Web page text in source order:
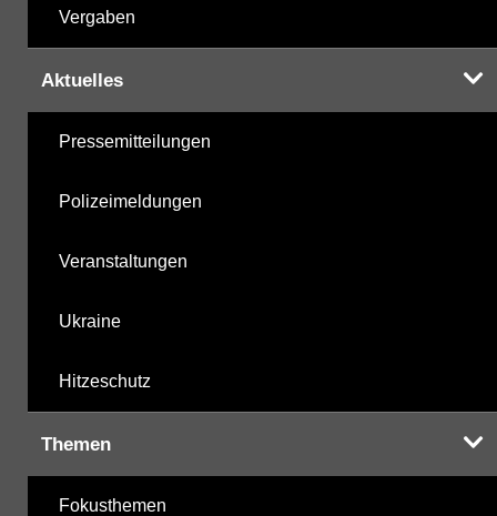
Vergaben
Aktuelles
Pressemitteilungen
Polizeimeldungen
Veranstaltungen
Ukraine
Hitzeschutz
Themen
Fokusthemen